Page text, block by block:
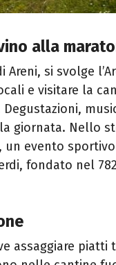
alla
si svolge
e visitare la
giornata. Nello
un evento
fondato nel
assaggiare piatti